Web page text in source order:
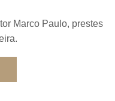
Marco Paulo, prestes